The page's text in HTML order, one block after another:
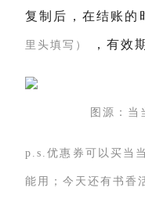
复制后，在结账的
里头填写） ，有效
图源：当
p.s.优惠券可以买当
能用；今天还有书香